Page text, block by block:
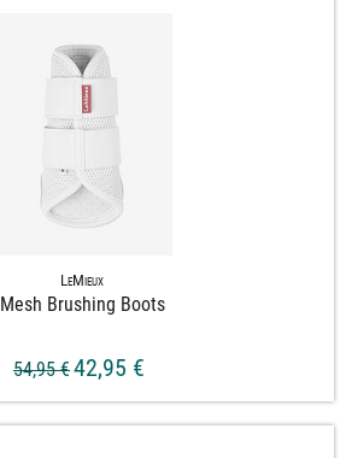
LeMieux
Mesh Brushing Boots
54,95 €42,95 €